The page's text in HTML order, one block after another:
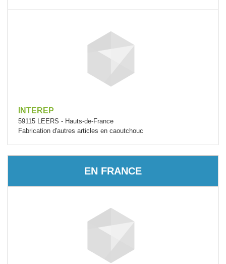
INTEREP
59115 LEERS - Hauts-de-France
Fabrication d'autres articles en caoutchouc
EN FRANCE